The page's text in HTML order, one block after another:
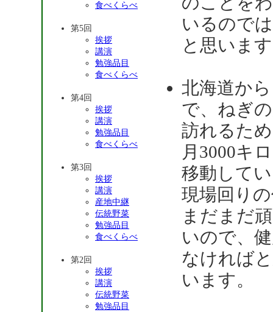
食べくらべ
第5回
挨拶
講演
勉強品目
食べくらべ
第4回
挨拶
講演
勉強品目
食べくらべ
第3回
挨拶
講演
産地中継
伝統野菜
勉強品目
食べくらべ
第2回
挨拶
講演
伝統野菜
勉強品目
いるので
と思いま
北海道か
で、ねぎ
訪れるた
月3000キ
移動して
現場回り
まだまだ
いので、
なければ
います。